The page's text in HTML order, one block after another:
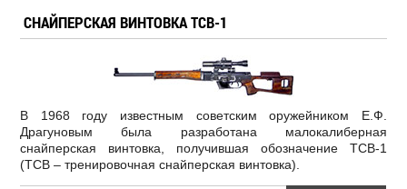
СНАЙПЕРСКАЯ ВИНТОВКА ТСВ-1
В 1968 году известным советским оружейником Е.Ф.
Драгуновым была разработана малокалиберная
снайперская винтовка, получившая обозначение ТСВ-1
(ТСВ – тренировочная снайперская винтовка).